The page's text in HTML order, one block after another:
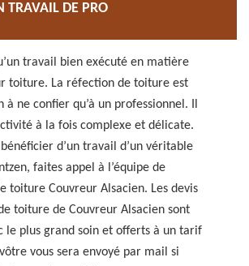
TRAVAIL DE PRO
travail bien exécuté en matière
toiture. La réfection de toiture est
à ne confier qu’à un professionnel. Il
à la fois complexe et délicate.
d’un travail d’un véritable
faites appel à l’équipe de
toiture Couvreur Alsacien. Les devis
toiture de Couvreur Alsacien sont
le plus grand soin et offerts à un tarif
vous sera envoyé par mail si